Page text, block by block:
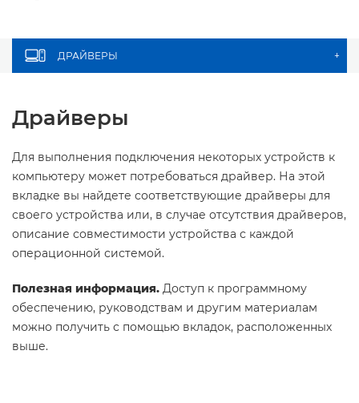
ДРАЙВЕРЫ +
Драйверы
Для выполнения подключения некоторых устройств к
компьютеру может потребоваться драйвер. На этой
вкладке вы найдете соответствующие драйверы для
своего устройства или, в случае отсутствия драйверов,
описание совместимости устройства с каждой
операционной системой.
Полезная информация. Доступ к программному
обеспечению, руководствам и другим материалам
можно получить с помощью вкладок, расположенных
выше.